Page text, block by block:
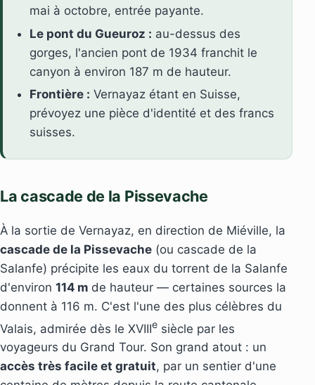
mai à octobre, entrée payante.
Le pont du Gueuroz : au-dessus des
gorges, l'ancien pont de 1934 franchit le
canyon à environ 187 m de hauteur.
Frontière : Vernayaz étant en Suisse,
prévoyez une pièce d'identité et des francs
suisses.
La cascade de la Pissevache
À la sortie de Vernayaz, en direction de Miéville, la
cascade de la Pissevache (ou cascade de la
Salanfe) précipite les eaux du torrent de la Salanfe
d'environ 114 m de hauteur — certaines sources la
donnent à 116 m. C'est l'une des plus célèbres du
Valais, admirée dès le XVIIIe siècle par les
voyageurs du Grand Tour. Son grand atout : un
accès très facile et gratuit, par un sentier d'une